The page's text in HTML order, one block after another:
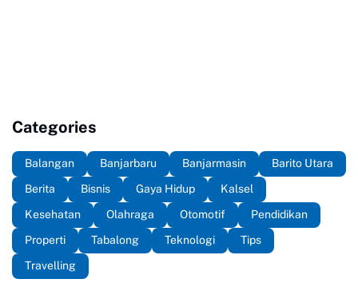
Categories
Balangan Banjarbaru Banjarmasin
Barito Utara
Berita
Bisnis Gaya Hidup
Kalsel
Kesehatan
Olahraga Otomotif
Pendidikan
Properti
Tabalong Teknologi
Tips
Travelling